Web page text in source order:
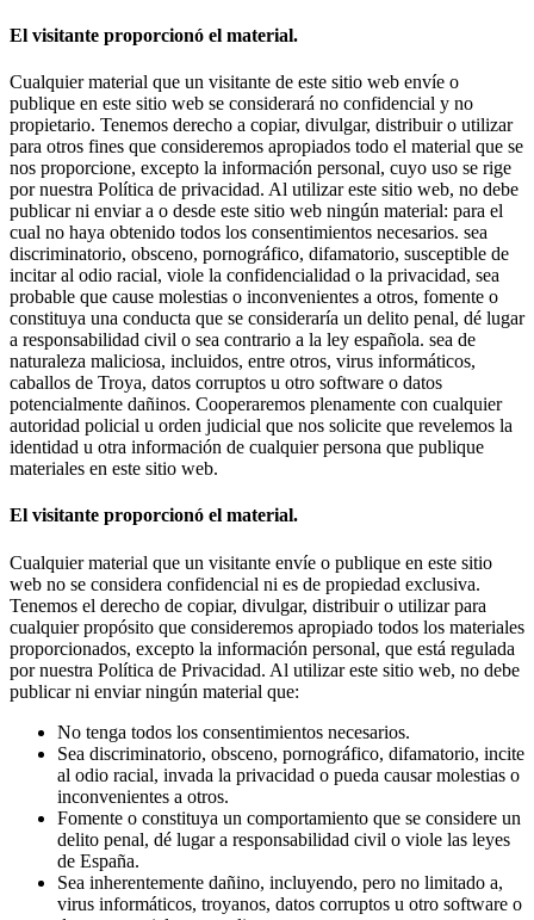
El visitante proporcionó el material.
Cualquier material que un visitante de este sitio web envíe o
publique en este sitio web se considerará no confidencial y no
propietario. Tenemos derecho a copiar, divulgar, distribuir o utilizar
para otros fines que consideremos apropiados todo el material que se
nos proporcione, excepto la información personal, cuyo uso se rige
por nuestra Política de privacidad. Al utilizar este sitio web, no debe
publicar ni enviar a o desde este sitio web ningún material: para el
cual no haya obtenido todos los consentimientos necesarios. sea
discriminatorio, obsceno, pornográfico, difamatorio, susceptible de
incitar al odio racial, viole la confidencialidad o la privacidad, sea
probable que cause molestias o inconvenientes a otros, fomente o
constituya una conducta que se consideraría un delito penal, dé lugar
a responsabilidad civil o sea contrario a la ley española. sea de
naturaleza maliciosa, incluidos, entre otros, virus informáticos,
caballos de Troya, datos corruptos u otro software o datos
potencialmente dañinos. Cooperaremos plenamente con cualquier
autoridad policial u orden judicial que nos solicite que revelemos la
identidad u otra información de cualquier persona que publique
materiales en este sitio web.
El visitante proporcionó el material.
Cualquier material que un visitante envíe o publique en este sitio
web no se considera confidencial ni es de propiedad exclusiva.
Tenemos el derecho de copiar, divulgar, distribuir o utilizar para
cualquier propósito que consideremos apropiado todos los materiales
proporcionados, excepto la información personal, que está regulada
por nuestra Política de Privacidad. Al utilizar este sitio web, no debe
publicar ni enviar ningún material que:
No tenga todos los consentimientos necesarios.
Sea discriminatorio, obsceno, pornográfico, difamatorio, incite
al odio racial, invada la privacidad o pueda causar molestias o
inconvenientes a otros.
Fomente o constituya un comportamiento que se considere un
delito penal, dé lugar a responsabilidad civil o viole las leyes
de España.
Sea inherentemente dañino, incluyendo, pero no limitado a,
virus informáticos, troyanos, datos corruptos u otro software o